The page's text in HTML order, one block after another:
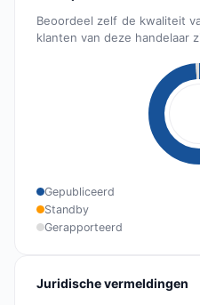
Beoordeel zelf de kwaliteit
klanten van deze handelaar
Gepubliceerd
Standby
Gerapporteerd
Juridische vermeldingen